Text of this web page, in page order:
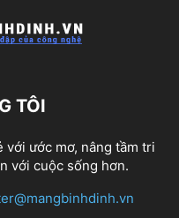
TÔI
với ước mơ, nâng tầm tri
với cuộc sống hơn.